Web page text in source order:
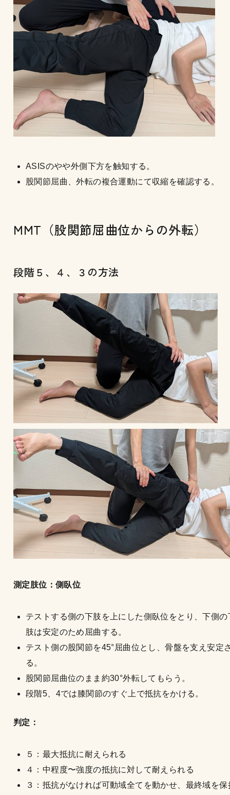
ASISのやや外側下方を触知する。
股関節屈曲、外転の複合運動にて収縮を確認する。
MMT（股関節屈曲位からの外転）
段階５、４、３の方法
測定肢位：側臥位
テストする側の下肢を上にした側臥位をとり、下側の
肢は安定のため屈曲する。
テスト側の股関節を45°屈曲位とし、骨盤を支え安定
る。
股関節屈曲位のまま約30°外転してもらう。
段階5、4では膝関節のすぐ上で抵抗をかける。
判定：
５：最大抵抗に耐えられる
４：中程度〜強度の抵抗に対して耐えられる
３：抵抗がなければ可動域全てを動かせ、最終域を保